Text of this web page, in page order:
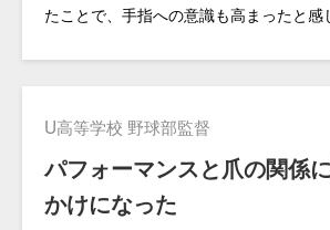
たことで、手指への意識も高まったと感
U高等学校 野球部監督
パフォーマンスと爪の関係
かけになった